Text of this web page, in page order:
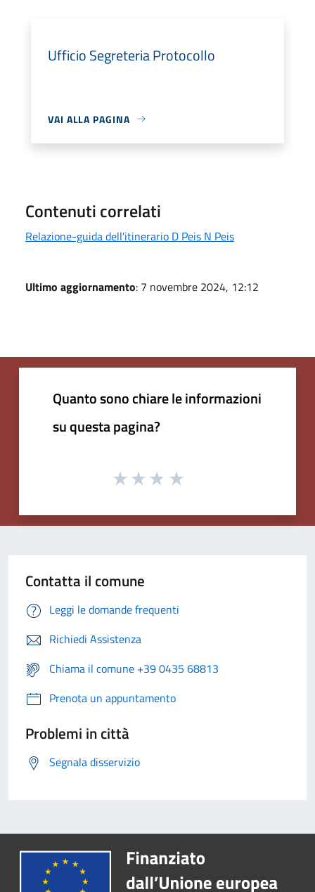
Ufficio Segreteria Protocollo
VAI ALLA PAGINA
Contenuti correlati
Relazione-guida dell'itinerario D Peis N Peis
Ultimo aggiornamento: 7 novembre 2024, 12:12
Quanto sono chiare le informazioni
su questa pagina?
Contatta il comune
Leggi le domande frequenti
Richiedi Assistenza
Chiama il comune +39 0435 68813
Prenota un appuntamento
Problemi in città
Segnala disservizio